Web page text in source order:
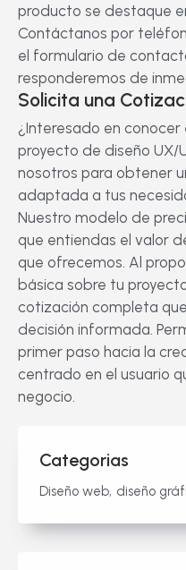
producto se destaque
Contáctanos por
el formulario de
responderemos de
Solicita una
¿Interesado en
proyecto de diseño UX/
nosotros para obtener
adaptada a tus
Nuestro modelo de
que entiendas el valor
que ofrecemos. Al
básica sobre tu
cotización completa
decisión informada.
primer paso hacia la
centrado en el usuario
negocio.
Categorias
Diseño web diseño